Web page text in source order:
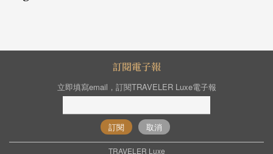
訂閱電子報
立即填寫email，訂閱TRAVELER Luxe電子報
訂閱 取消
TRAVELER Luxe